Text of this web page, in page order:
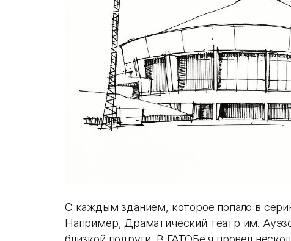
С каждым зданием, которое попало в
Например, Драматический театр им.